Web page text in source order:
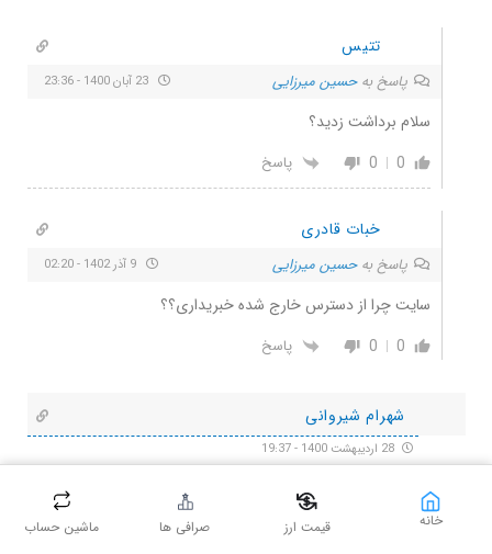
تتیس
پاسخ بهحسین میرزایی
سلام برداشت زدید؟
0
0 پاسخ
خبات قادری
پاسخ بهحسین میرزایی
سایت چرا از دسترس خارج شده خبریداری؟؟
0
0 پاسخ
شهرام شیروانی
دوستم خیلی واردتر بود گفت گوشیت رو خراب میکنه آخرش هم اگر
پرداختی داشته باشه اصلا ارزش نداره گول نخور ….. گوش ندادم بهش
الان همون حرف ها رو تجربه کردم گوشیم هم خراب شد
خانه قیمت ارز صرافی ها ماشین حساب